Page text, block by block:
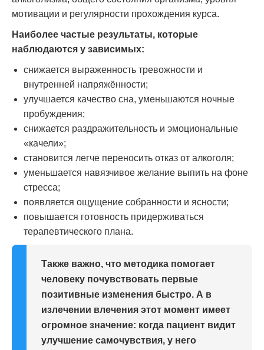
мотивации и регулярности прохождения курса.
Наиболее частые результаты, которые
наблюдаются у зависимых:
снижается выраженность тревожности и
внутренней напряжённости;
улучшается качество сна, уменьшаются ночные
пробуждения;
снижается раздражительность и эмоциональные
«качели»;
становится легче переносить отказ от алкоголя;
уменьшается навязчивое желание выпить на фоне
стресса;
появляется ощущение собранности и ясности;
повышается готовность придерживаться
терапевтического плана.
Также важно, что методика помогает
человеку почувствовать первые
позитивные изменения быстро. А в
излечении влечения этот момент имеет
огромное значение: когда пациент видит
улучшение самочувствия, у него